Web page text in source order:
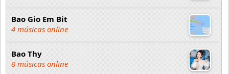
Bao Gio Em Bit
4 músicas online
Bao Thy
8 músicas online